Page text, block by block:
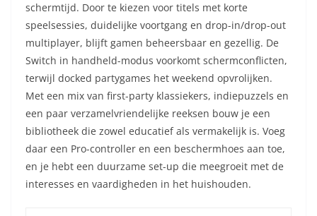
schermtijd. Door te kiezen voor titels met korte
speelsessies, duidelijke voortgang en drop-in/drop-out
multiplayer, blijft gamen beheersbaar en gezellig. De
Switch in handheld-modus voorkomt schermconflicten,
terwijl docked partygames het weekend opvrolijken.
Met een mix van first-party klassiekers, indiepuzzels en
een paar verzamelvriendelijke reeksen bouw je een
bibliotheek die zowel educatief als vermakelijk is. Voeg
daar een Pro-controller en een beschermhoes aan toe,
en je hebt een duurzame set-up die meegroeit met de
interesses en vaardigheden in het huishouden.